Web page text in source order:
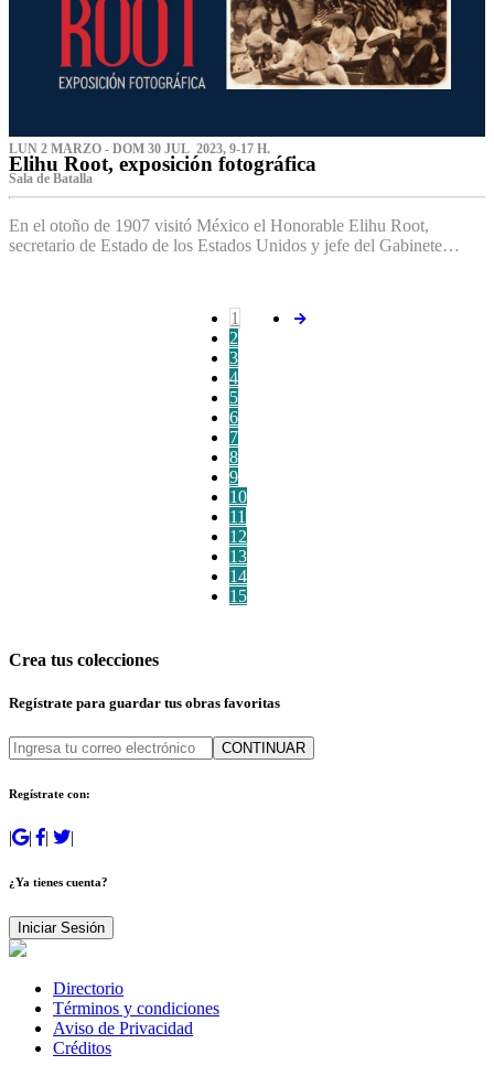
LUN 2 MARZO - DOM 30 JUL 2023, 9-17 H.
Elihu Root, exposición fotográfica
Sala de Batalla
En el otoño de 1907 visitó México el Honorable Elihu Root,
secretario de Estado de los Estados Unidos y jefe del Gabinete…
1
2
3
4
5
6
7
8
9
10
11
12
13
14
15
Crea tus colecciones
Regístrate para guardar tus obras favoritas
CONTINUAR
Regístrate con:
| | | |
¿Ya tienes cuenta?
Iniciar Sesión
Directorio
Términos y condiciones
Aviso de Privacidad
Créditos